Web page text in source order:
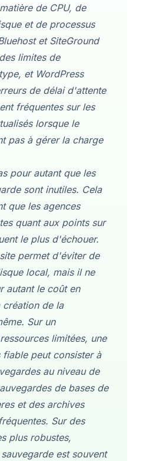
de CPU, de
et de processus
et SiteGround
limites de
et WordPress
de délai d'attente
fréquentes sur les
lorsque le
pas à gérer la charge
pour autant que les
sont inutiles. Cela
que les agences
quant aux points sur
le plus d'échouer.
permet d'éviter de
local, mais il ne
autant le coût en
création de la
Sur un
limitées, une
peut consister à
au niveau de
de bases de
et des archives
Sur des
plus robustes,
est souvent